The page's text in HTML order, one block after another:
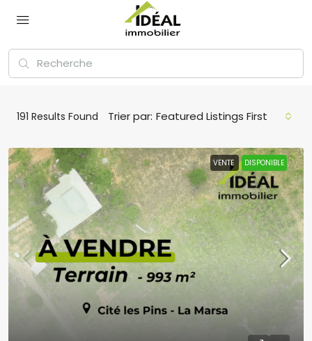
191 Results Found Trier par: Featured Listings First
VENTE DISPONIBLE